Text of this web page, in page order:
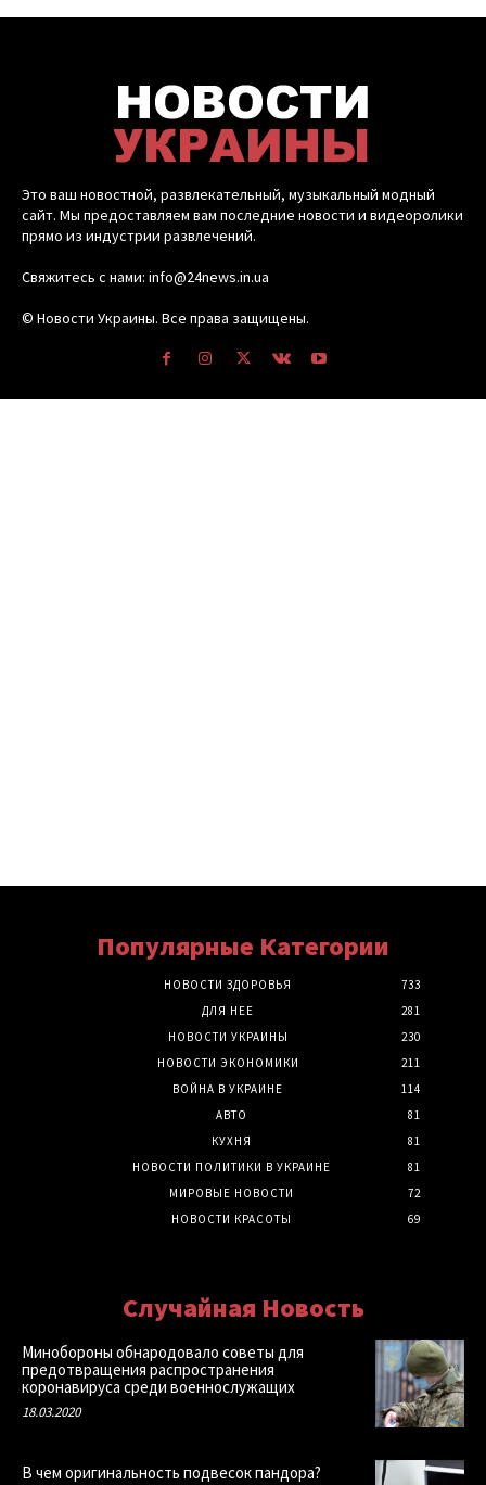
Это ваш новостной, развлекательный, музыкальный модный
сайт. Мы предоставляем вам последние новости и видеоролики
прямо из индустрии развлечений.
Свяжитесь с нами: info@24news.in.ua
© Новости Украины. Все права защищены.
Популярные Категории
НОВОСТИ ЗДОРОВЬЯ
733
ДЛЯ НЕЕ
281
НОВОСТИ УКРАИНЫ
230
НОВОСТИ ЭКОНОМИКИ
211
ВОЙНА В УКРАИНЕ
114
АВТО
81
КУХНЯ
81
НОВОСТИ ПОЛИТИКИ В УКРАИНЕ
81
МИРОВЫЕ НОВОСТИ
72
НОВОСТИ КРАСОТЫ
69
Случайная Новость
Минобороны обнародовало советы для
предотвращения распространения
коронавируса среди военнослужащих
18.03.2020
В чем оригинальность подвесок пандора?